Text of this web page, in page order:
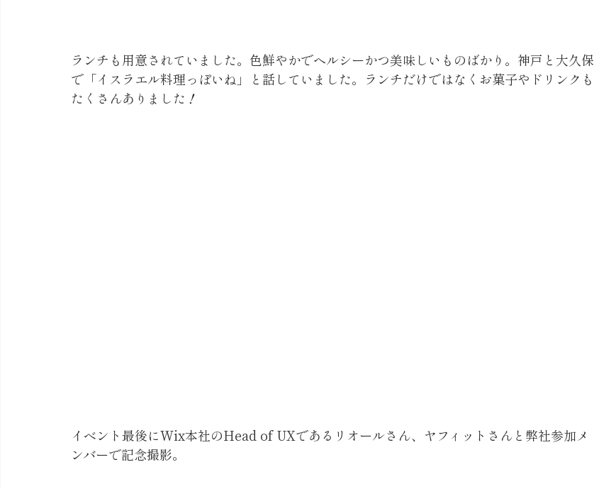
ランチも用意されていました。色鮮やかでヘルシーかつ美味しいものばかり。神戸と大久保
で「イスラエル料理っぽいね」と話していました。ランチだけではなくお菓子やドリンクも
たくさんありました！
イベント最後にWix本社のHead of UXであるリオールさん、ヤフィットさんと弊社参加メ
ンバーで記念撮影。